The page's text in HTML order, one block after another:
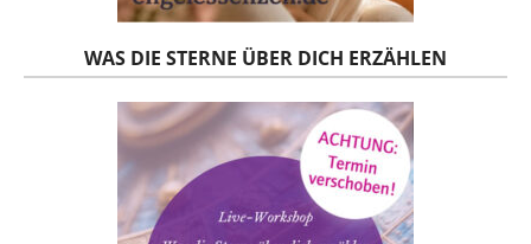
WAS DIE STERNE ÜBER DICH ERZÄHLEN